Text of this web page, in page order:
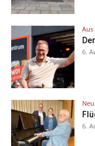
Aus
6.
6.